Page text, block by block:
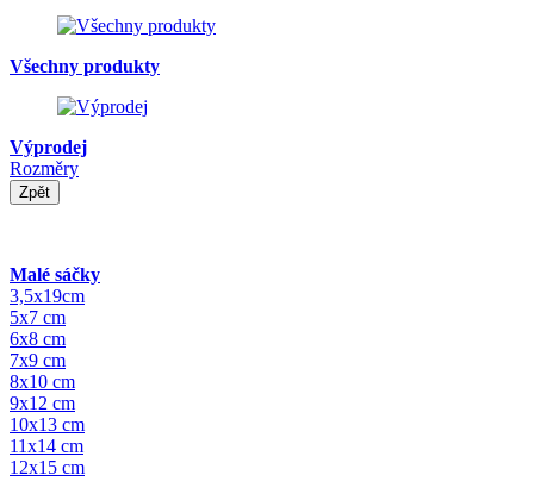
Všechny produkty
Výprodej
Rozměry
Zpět
Malé sáčky
3,5x19cm
5x7 cm
6x8 cm
7x9 cm
8x10 cm
9x12 cm
10x13 cm
11x14 cm
12x15 cm